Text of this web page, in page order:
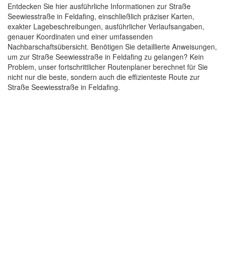
Entdecken Sie hier ausführliche Informationen zur Straße
Seewiesstraße in Feldafing, einschließlich präziser Karten,
exakter Lagebeschreibungen, ausführlicher Verlaufsangaben,
genauer Koordinaten und einer umfassenden
Nachbarschaftsübersicht. Benötigen Sie detaillierte Anweisungen,
um zur Straße Seewiesstraße in Feldafing zu gelangen? Kein
Problem, unser fortschrittlicher Routenplaner berechnet für Sie
nicht nur die beste, sondern auch die effizienteste Route zur
Straße Seewiesstraße in Feldafing.